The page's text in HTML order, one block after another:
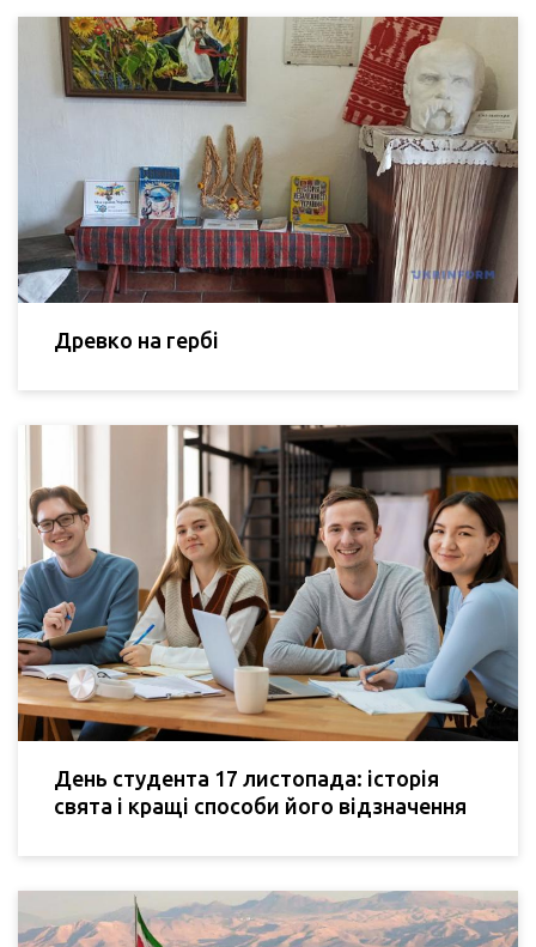
Древко на гербі
День студента 17 листопада: історія
свята і кращі способи його відзначення